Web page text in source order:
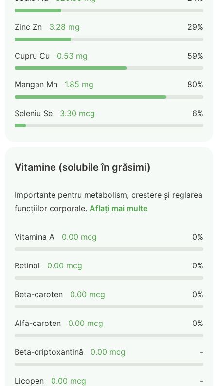
Zinc Zn 3.28 mg 29%
Cupru Cu 0.53 mg 59%
Mangan Mn 1.85 mg 80%
Seleniu Se 3.30 mcg 6%
Vitamine (solubile în grăsimi)
Importante pentru metabolism, creștere și reglarea
funcțiilor corporale. Aflați mai multe
Vitamina A 0.00 mcg 0%
Retinol 0.00 mcg 0%
Beta-caroten 0.00 mcg 0%
Alfa-caroten 0.00 mcg 0%
Beta-criptoxantină 0.00 mcg -
Licopen 0.00 mcg -